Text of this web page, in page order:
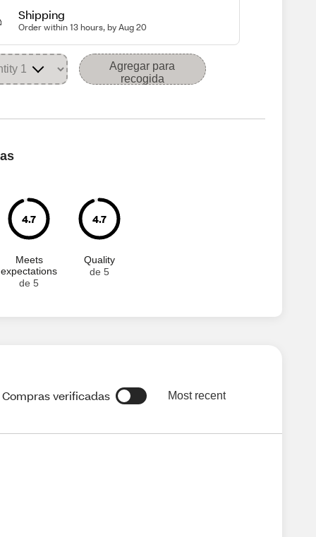
Shipping
Order within 13 hours, by Aug 20
Agregar para
recogida
4.7
Meets
expectations
de 5
4.7
Quality
de 5
Compras verificadas Most recent